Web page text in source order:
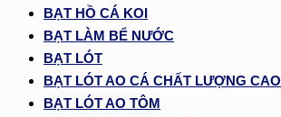
BẠT HỒ CÁ KOI
BẠT LÀM BỂ NƯỚC
BẠT LÓT
BẠT LÓT AO CÁ CHẤT LƯỢNG CAO
BẠT LÓT AO TÔM